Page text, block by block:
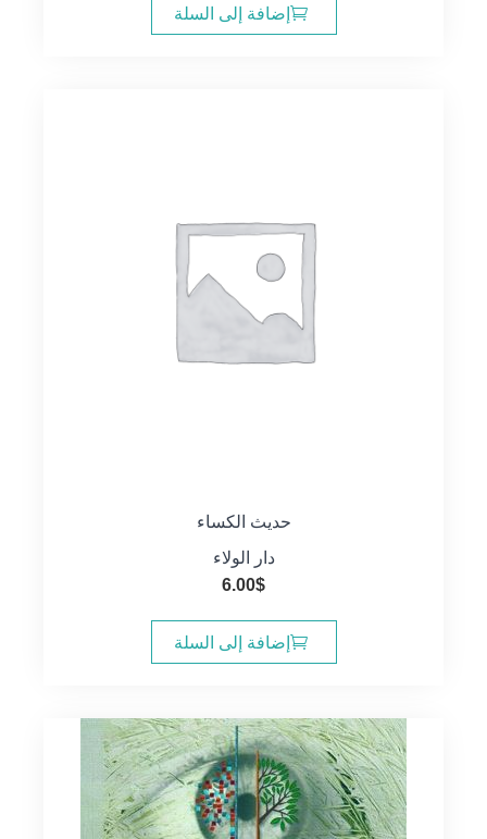
إضافة إلى السلة
حديث الكساء
دار الولاء
6.00$
إضافة إلى السلة